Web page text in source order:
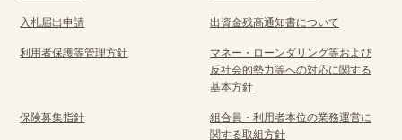
入札届出申請 出資金残高通知書について
利用者保護等管理方針
マネー・ローンダリング等および
反社会的勢力等への対応に関する
基本方針
保険募集指針
組合員・利用者本位の業務運営に
関する取組方針